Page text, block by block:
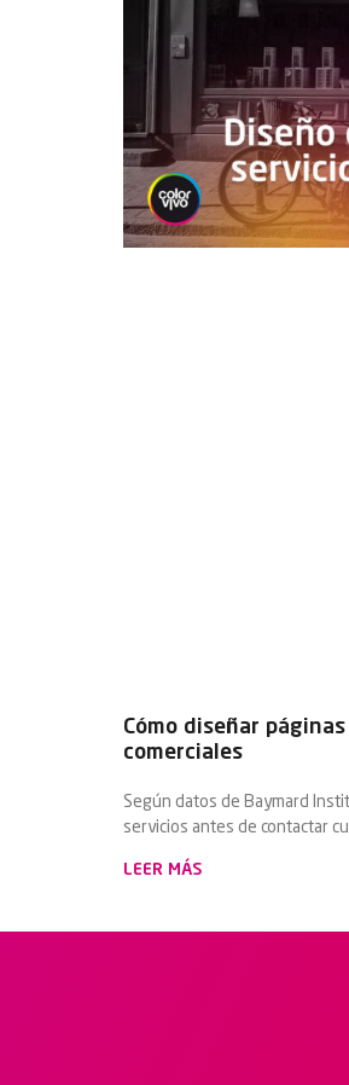
Cómo diseñar
comerciales
Según datos de Baymard
servicios antes de contactar
LEER MÁS